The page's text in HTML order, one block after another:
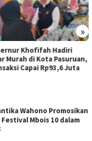
»
Penilaiannya
Wahono Promosikan
Mbois 10 dalam